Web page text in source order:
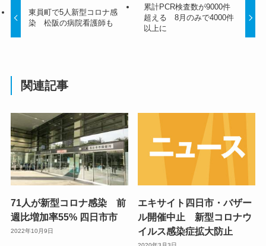
東員町で5人新型コロナ感
染 松阪の病院看護師も
累計PCR検査数が9000件
超える 8月のみで4000件
以上に
関連記事
71人が新型コロナ感染 前
週比増加率55% 四日市市
2022年10月9日
エキサイト四日市・バザー
ル開催中止 新型コロナウ
イルス感染症拡大防止